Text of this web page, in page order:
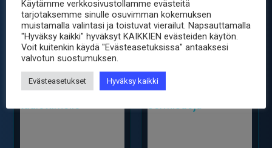
120X120
SUNON
määrä
92*92mm
Tuulettimelle
määrä
Käytämme verkkosivustollamme evästeitä
tarjotaksemme sinulle osuvimman kokemuksen
muistamalla valintasi ja toistuvat vierailut. Napsauttamalla
"Hyväksy kaikki" hyväksyt KAIKKIEN evästeiden käytön.
Voit kuitenkin käydä "Evästeasetuksissa" antaaksesi
valvotun suostumuksen.
Evästeasetukset Hyväksy kaikki